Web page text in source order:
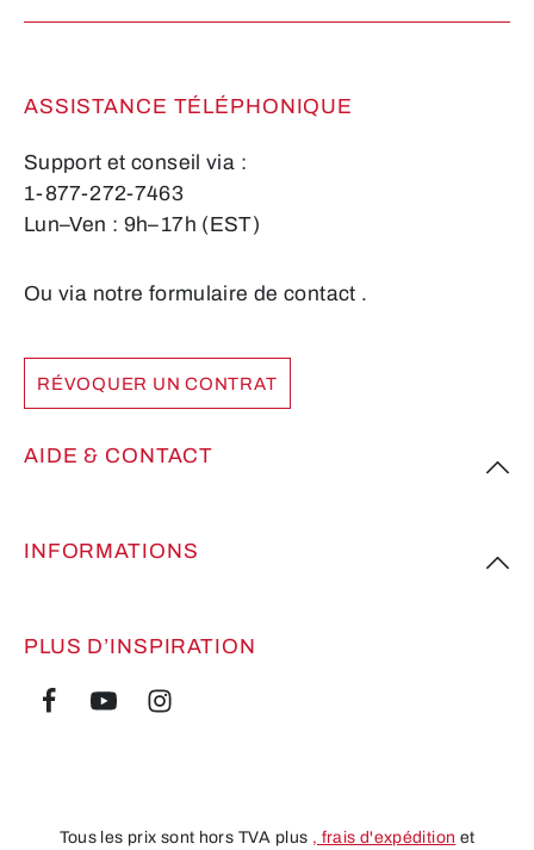
ASSISTANCE TÉLÉPHONIQUE
Support et conseil via :
1-877-272-7463
Lun–Ven : 9h–17h (EST)
Ou via notre formulaire de contact .
RÉVOQUER UN CONTRAT
AIDE & CONTACT
INFORMATIONS
PLUS D’INSPIRATION
Tous les prix sont hors TVA plus , frais d'expédition et